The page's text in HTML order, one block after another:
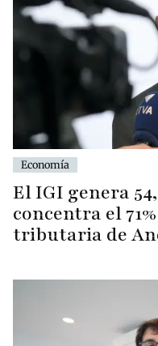
Economía
El IGI genera
concentra el
tributaria de